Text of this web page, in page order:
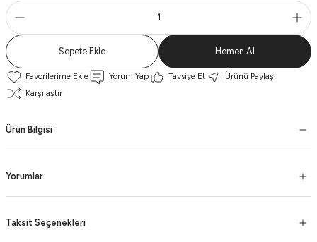
Sepete Ekle Hemen Al
Yorum Yap Tavsiye Et
Ürünü Paylaş
Karşılaştır
Ürün Bilgisi
Yorumlar
Taksit Seçenekleri